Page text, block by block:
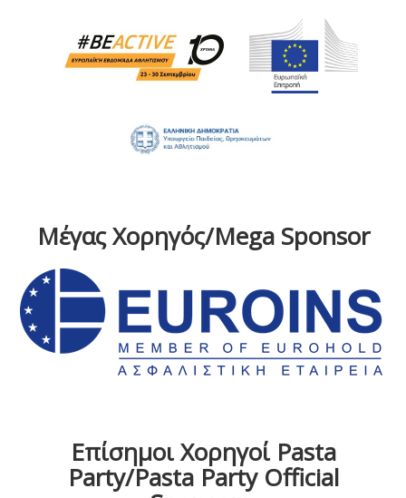
Μέγας Χορηγός/Mega Sponsor
Επίσημοι Χορηγοί Pasta
Party/Pasta Party Official